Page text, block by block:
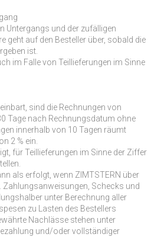
Untergangs und der zufälligen
geht auf den Besteller über, sobald die
ist.
im Falle von Teillieferungen im Sinne
sind die Rechnungen von
Tage nach Rechnungsdatum ohne
innerhalb von 10 Tagen räumt
2 % ein.
für Teillieferungen im Sinne der Ziffer
als erfolgt, wenn ZIMTSTERN über
Zahlungsanweisungen, Schecks und
unter Berechnung aller
zu Lasten des Bestellers
Nachlässe stehen unter
und/oder vollständiger